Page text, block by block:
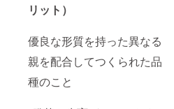
リット）
優良な形質を持った異なる
親を配合してつくられた品
種のこと